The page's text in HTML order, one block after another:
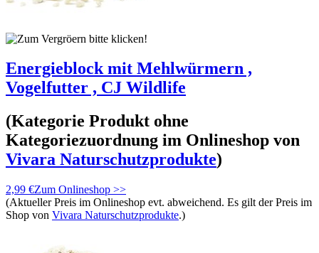
Energieblock mit Mehlwürmern ,
Vogelfutter , CJ Wildlife
(Kategorie Produkt ohne
Kategoriezuordnung im Onlineshop von
Vivara Naturschutzprodukte)
2,99 €Zum Onlineshop >>
(Aktueller Preis im Onlineshop evt. abweichend. Es gilt der Preis im
Shop von Vivara Naturschutzprodukte.)